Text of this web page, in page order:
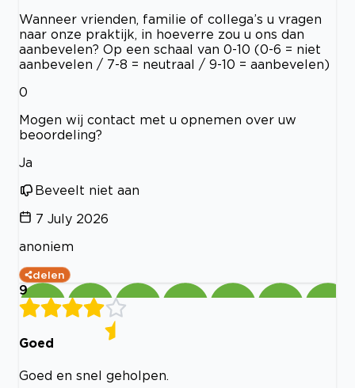
Wanneer vrienden, familie of collega’s u vragen
naar onze praktijk, in hoeverre zou u ons dan
aanbevelen? Op een schaal van 0-10 (0-6 = niet
aanbevelen / 7-8 = neutraal / 9-10 = aanbevelen)
0
Mogen wij contact met u opnemen over uw
beoordeling?
Ja
Beveelt niet aan
7 July 2026
anoniem
delen
9
Goed
Goed en snel geholpen.